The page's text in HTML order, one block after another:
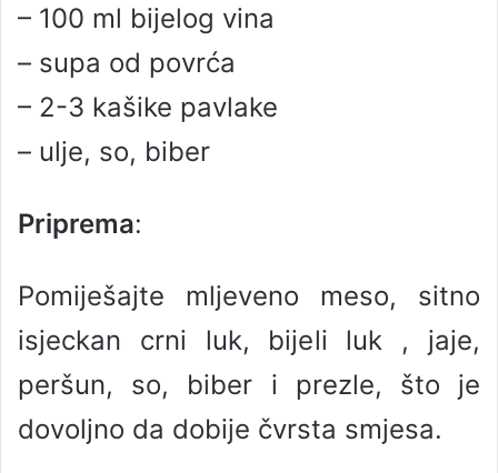
– 100 ml bijelog vina
– supa od povrća
– 2-3 kašike pavlake
– ulje, so, biber
Priprema:
Pomiješajte mljeveno meso, sitno
isjeckan crni luk, bijeli luk , jaje,
peršun, so, biber i prezle, što je
dovoljno da dobije čvrsta smjesa.